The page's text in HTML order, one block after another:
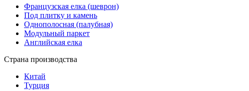
Французская елка (шеврон)
Под плитку и камень
Однополосная (палубная)
Модульный паркет
Английская елка
Страна производства
Китай
Турция